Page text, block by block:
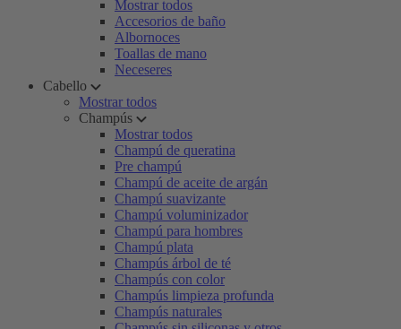
Mostrar todos
Accesorios de baño
Albornoces
Toallas de mano
Neceseres
Cabello
Mostrar todos
Champús
Mostrar todos
Champú de queratina
Pre champú
Champú de aceite de argán
Champú suavizante
Champú voluminizador
Champú para hombres
Champú plata
Champús árbol de té
Champús con color
Champús limpieza profunda
Champús naturales